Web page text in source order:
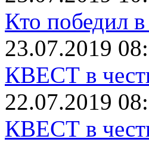
Кто победил
23.07.2019
КВЕСТ в
22.07.2019
КВЕСТ в